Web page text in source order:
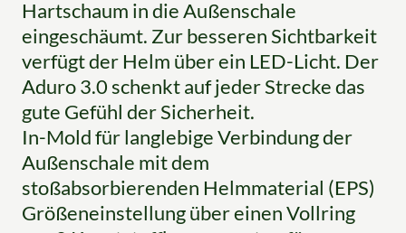
Hartschaum in die Außenschale
eingeschäumt. Zur besseren Sichtbarkeit
verfügt der Helm über ein LED-Licht. Der
Aduro 3.0 schenkt auf jeder Strecke das
gute Gefühl der Sicherheit.
In-Mold für langlebige Verbindung der
Außenschale mit dem
stoßabsorbierenden Helmmaterial (EPS)
Größeneinstellung über einen Vollring